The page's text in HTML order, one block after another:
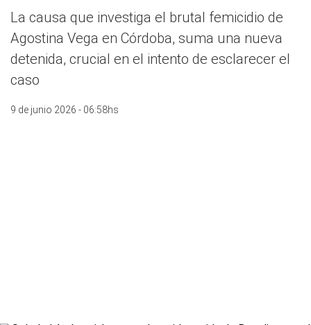
La causa que investiga el brutal femicidio de
Agostina Vega en Córdoba, suma una nueva
detenida, crucial en el intento de esclarecer el
caso
9 de junio 2026 - 06:58hs